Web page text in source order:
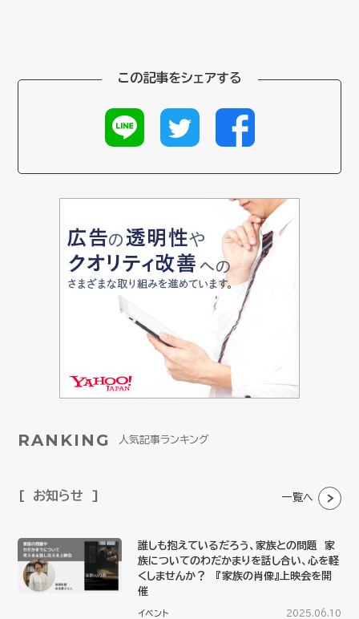
この記事をシェアする
RANKING 人気記事ランキング
お知らせ 一覧へ
誰しも抱えているだろう、家族との問題 家
族についてのわだかまりを話し合い、心を軽
くしませんか？ 『家族の肖像』上映会を開
催
イベント 2025.06.10